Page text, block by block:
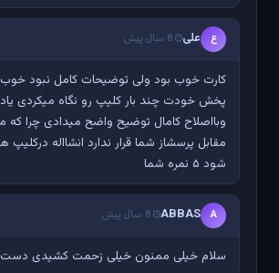
ع علی 8 سال پیش
کارت خوب بود ولی توضیحات کامل نبود خوب
پخش خودت چند بار کلیپ رو نگاه میکردی
وبااصلاح کامال توضیح واضح میدادی چرا
مقابل پرسشاز شما قرار ندارد انشااله
شود ۵ نمره شما
A
ABBAS 8 سال پیش
سلام خیلی ممنون خیلی زحمت کشیدی دست